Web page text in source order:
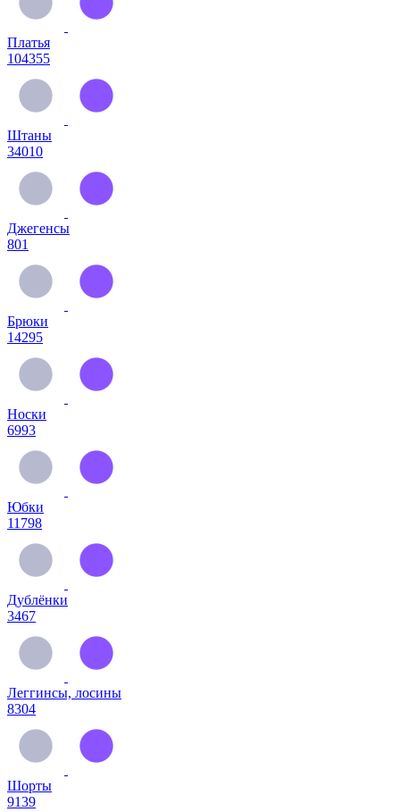
Платья
104355
Штаны
34010
Джегенсы
801
Брюки
14295
Носки
6993
Юбки
11798
Дублёнки
3467
Леггинсы, лосины
8304
Шорты
9139